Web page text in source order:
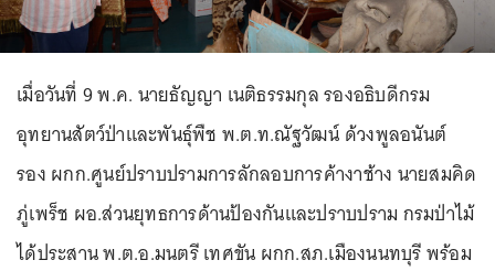
เมื่อวันที่ 9 พ.ค. นายธัญญา เนติธรรมกุล รองอธิบดีกรม
อุทยานสัตว์ป่าและพันธุ์พืช พ.ต.ท.ณัฐวัฒน์ ด้วงพูลอนันต์
รอง ผกก.ศูนย์ปราบปรามการลักลอบการค้างาช้าง นายสมคิด
ภู่เพร็ช ผอ.ส่วนยุทธการด้านป้องกันและปราบปราม กรมป่าไม้
ได้ประสาน พ.ต.อ.มนตรี เทศขัน ผกก.สภ.เมืองนนทบุรี พร้อม